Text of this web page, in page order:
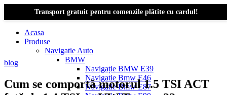
Transport gratuit pentru comenzile plătite cu cardul!
Acasa
Produse
Navigatie Auto
BMW
Navigație BMW E39
Navigatie Bmw E46
Navigatie Bmw E87
blog
Cum se comportă motorul 1.5 TSI ACT